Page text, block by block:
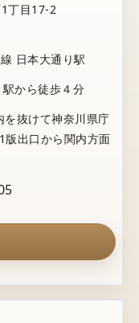
丁目17-2
日本大通り駅
から徒歩４分
を抜けて神奈川県庁
出口から関内方面